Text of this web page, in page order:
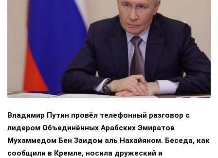
Владимир Путин провёл телефонный разговор с
лидером Объединённых Арабских Эмиратов
Мухаммедом Бен Заидом аль Нахайяном. Беседа, как
сообщили в Кремле, носила дружеский и